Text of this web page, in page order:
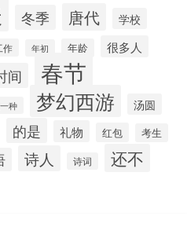
冬季 唐代 学校
作 年初 年龄 很多人
间 春节
种 梦幻西游 汤圆
的是 礼物 红包
考生
诗人 诗词 还不